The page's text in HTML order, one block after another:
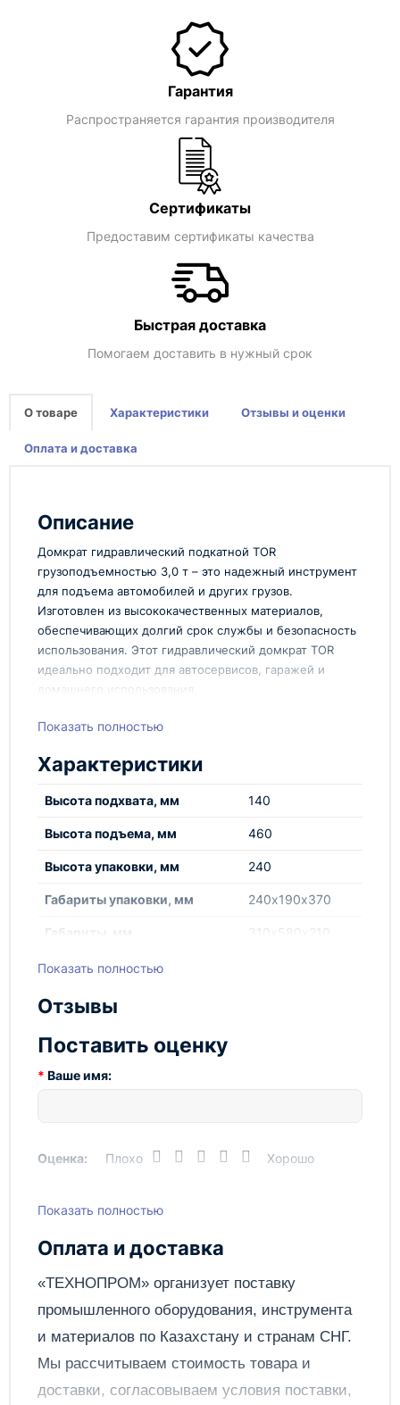
Гарантия
Распространяется гарантия производителя
Сертификаты
Предоставим сертификаты качества
Быстрая доставка
Помогаем доставить в нужный срок
О товаре Характеристики Отзывы и оценки
Оплата и доставка
Описание
Домкрат гидравлический подкатной TOR
грузоподъемностью 3,0 т – это надежный инструмент
для подъема автомобилей и других грузов.
Изготовлен из высококачественных материалов,
обеспечивающих долгий срок службы и безопасность
использования. Этот гидравлический домкрат TOR
идеально подходит для автосервисов, гаражей и
домашнего использования.
Характеристики:
Грузоподъемность: 3,0 т
Диапазон подъема: 140-460 мм
Тип: подкатной
Домкрат гидравлический подкатной TOR г/п 3,0 т
140-460 обеспечивает удобство и безопасность при
Технопром рекомендует этот товар как надежный
Показать полностью
Характеристики
Высота подхвата, мм 140
Высота подъема, мм 460
Высота упаковки, мм 240
Габариты упаковки, мм 240х190х370
Габариты, мм 310х580х210
Глубина упаковки, мм
Грузоподъемность, т
Показать полностью
Отзывы
Поставить оценку
Ваше имя:
Оценка: Плохо Хорошо
Написать отзыв
Показать полностью
Оплата и доставка
«ТЕХНОПРОМ» организует поставку
промышленного оборудования, инструмента
и материалов по Казахстану и странам СНГ.
Мы рассчитываем стоимость товара и
доставки, согласовываем условия поставки,